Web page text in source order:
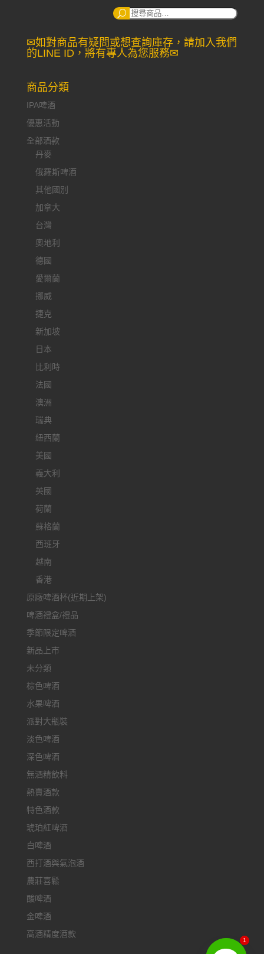
搜
✉如對商品有疑問或想查詢庫存，請加入我們
的LINE ID，將有專人為您服務✉
商品分類
IPA啤酒
優惠活動
全部酒款
丹麥
俄羅斯啤酒
其他國別
加拿大
台灣
奧地利
德國
愛爾蘭
挪威
捷克
新加坡
日本
比利時
法國
澳洲
瑞典
紐西蘭
美國
義大利
英國
荷蘭
蘇格蘭
西班牙
越南
香港
原廠啤酒杯(近期上架)
啤酒禮盒/禮品
季節限定啤酒
新品上市
未分類
棕色啤酒
水果啤酒
派對大瓶裝
淡色啤酒
深色啤酒
無酒精飲料
熱賣酒款
特色酒款
琥珀紅啤酒
白啤酒
西打酒與氣泡酒
農莊喜鬆
酸啤酒
金啤酒
高酒精度酒款
1